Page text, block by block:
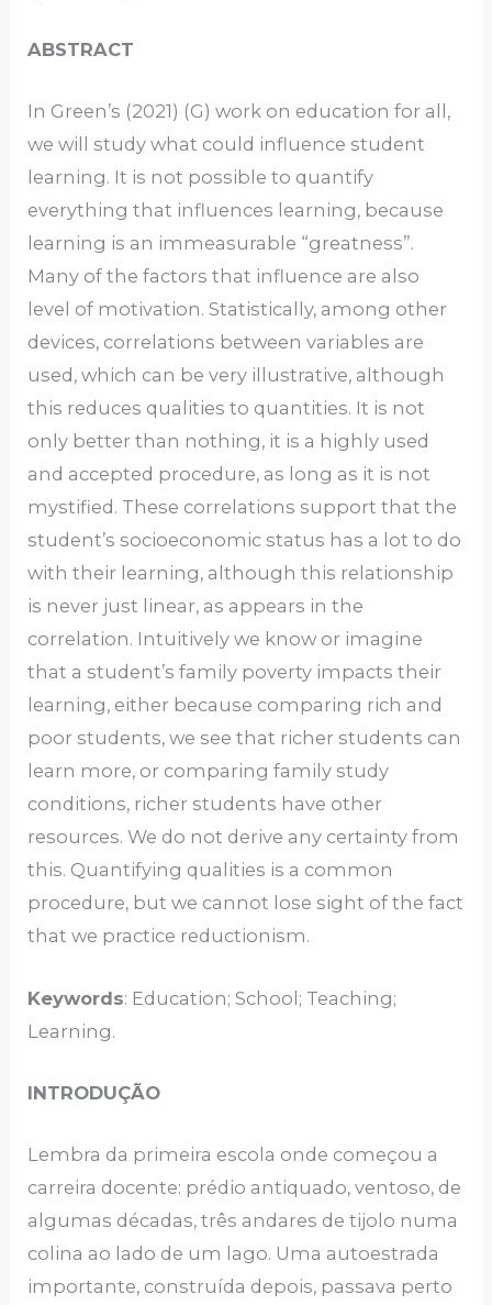
ABSTRACT
In Green’s (2021) (G) work on education for all,
we will study what could influence student
learning. It is not possible to quantify
everything that influences learning, because
learning is an immeasurable “greatness”.
Many of the factors that influence are also
level of motivation. Statistically, among other
devices, correlations between variables are
used, which can be very illustrative, although
this reduces qualities to quantities. It is not
only better than nothing, it is a highly used
and accepted procedure, as long as it is not
mystified. These correlations support that the
student’s socioeconomic status has a lot to do
with their learning, although this relationship
is never just linear, as appears in the
correlation. Intuitively we know or imagine
that a student’s family poverty impacts their
learning, either because comparing rich and
poor students, we see that richer students can
learn more, or comparing family study
conditions, richer students have other
resources. We do not derive any certainty from
this. Quantifying qualities is a common
procedure, but we cannot lose sight of the fact
that we practice reductionism.
Keywords: Education; School; Teaching;
Learning.
INTRODUÇÃO
Lembra da primeira escola onde começou a
carreira docente: prédio antiquado, ventoso, de
algumas décadas, três andares de tijolo numa
colina ao lado de um lago. Uma autoestrada
importante, construída depois, passava perto